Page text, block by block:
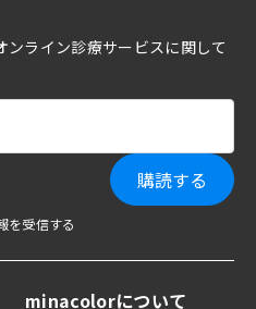
ライン診療サービスに関して
購読する
を受信する
minacolorについて